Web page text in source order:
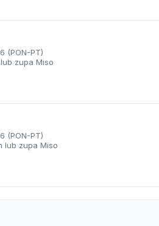
(PON-PT)
zupa Miso
lub zupa Miso